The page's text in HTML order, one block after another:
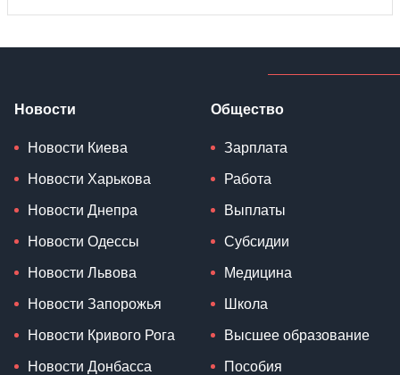
Новости
Новости Киева
Новости Харькова
Новости Днепра
Новости Одессы
Новости Львова
Новости Запорожья
Новости Кривого Рога
Новости Донбасса
Общество
Зарплата
Работа
Выплаты
Субсидии
Медицина
Школа
Высшее образование
Пособия